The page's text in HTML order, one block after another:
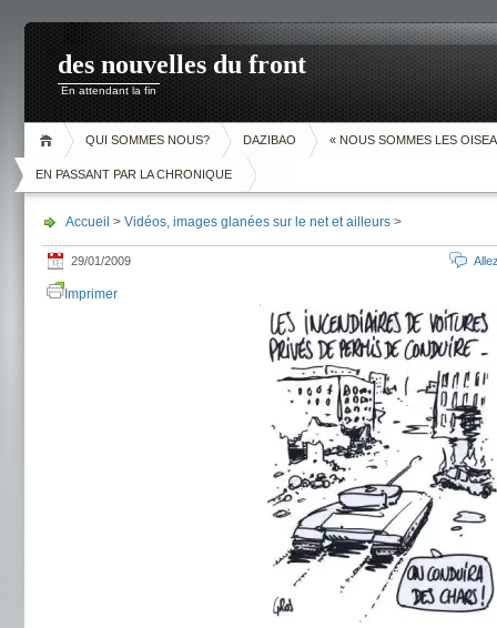
des nouvelles du front
En attendant la fin
QUI SOMMES NOUS? DAZIBAO « NOUS SOMMES LES
EN PASSANT PAR LA CHRONIQUE
Accueil > Vidéos, images glanées sur le net et ailleurs >
29/01/2009
Imprimer